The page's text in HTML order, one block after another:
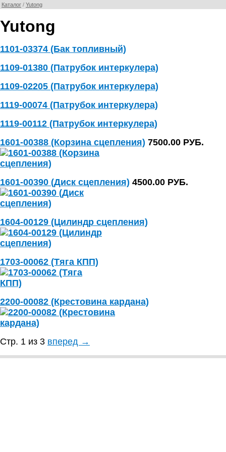
Каталог / Yutong
Yutong
1101-03374 (Бак топливный)
1109-01380 (Патрубок интеркулера)
1109-02205 (Патрубок интеркулера)
1119-00074 (Патрубок интеркулера)
1119-00112 (Патрубок интеркулера)
1601-00388 (Корзина сцепления) 7500.00 РУБ.
1601-00390 (Диск сцепления) 4500.00 РУБ.
1604-00129 (Цилиндр сцепления)
1703-00062 (Тяга КПП)
2200-00082 (Крестовина кардана)
Стр. 1 из 3 вперед →